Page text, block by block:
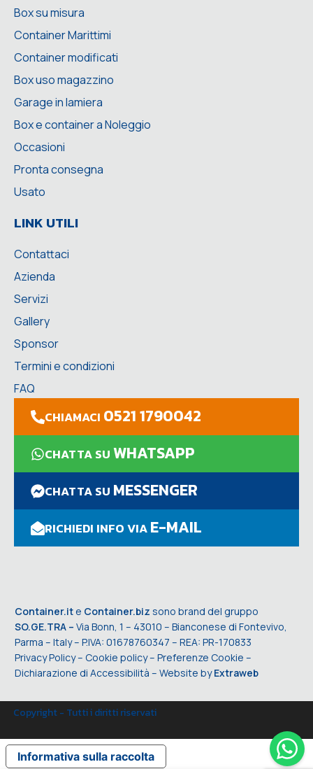
Box su misura
Container Marittimi
Container modificati
Box uso magazzino
Garage in lamiera
Box e container a Noleggio
Occasioni
Pronta consegna
Usato
LINK UTILI
Contattaci
Azienda
Servizi
Gallery
Sponsor
Termini e condizioni
FAQ
CHIAMACI 0521 1790042
CHATTA SUWHATSAPP
CHATTA SU MESSENGER
RICHIEDI INFO VIAE-MAIL
Container.it e Container.biz sono brand del gruppo
SO.GE.TRA – Via Bonn, 1 – 43010 – Bianconese di Fontevivo,
Parma – Italy – P.IVA: 01678760347 – REA: PR-170833
Privacy Policy– Cookie policy– Preferenze Cookie –
Dichiarazione di Accessibilità – Website byExtraweb
Copyright - Tutti i diritti riservati
Informativa sulla raccolta